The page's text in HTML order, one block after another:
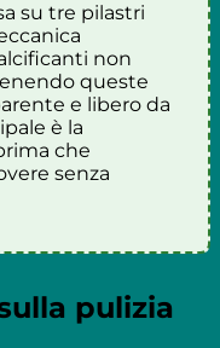
su tre pilastri
non
queste
e libero da
è la
che
senza
pulizia